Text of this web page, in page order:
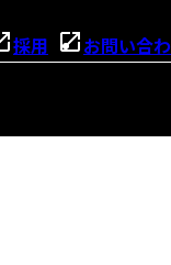
採用 お問い合